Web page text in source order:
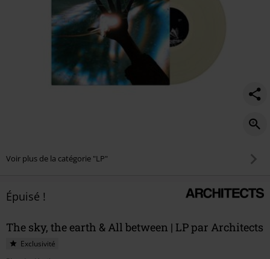
Voir plus de la catégorie "LP"
Épuisé !
The sky, the earth & All between | LP par Architects
Exclusivité